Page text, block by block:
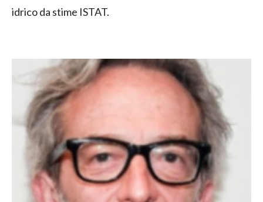
idrico da stime ISTAT.